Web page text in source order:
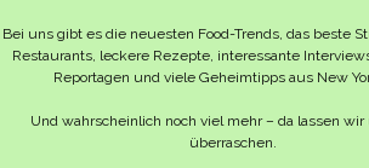
Bei uns gibt es die neuesten Food-Trends, das beste
Restaurants, leckere Rezepte, interessante
Reportagen und viele Geheimtipps aus New
Und wahrscheinlich noch viel mehr – da lassen
überraschen.